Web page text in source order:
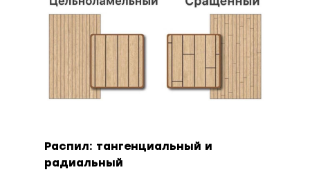
Распил: тангенциальный и
радиальный